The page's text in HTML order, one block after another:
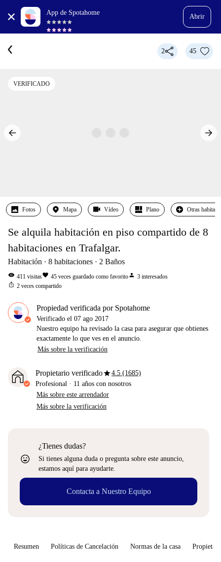
App de Spotahome
Abrir
2 45
VERIFICADO
Fotos Mapa Vídeo Plano Otras
Se alquila habitación en piso compartido de 8
habitaciones en Trafalgar.
Habitación 8 habitaciones 2 Baños
visibility 411 visitasfavorite 45 veces guardado como favoritoperson 3 interesados
ios_share 2 veces compartido
Propiedad verificada por Spotahome
Verificado el 07 ago 2017
Nuestro equipo ha revisado la casa para asegurar que obtienes
exactamente lo que ves en el anuncio.
Más sobre la verificación
Propietario verificadostar4.5 (1685)
Profesional · 11 años con nosotros
Más sobre este arrendador
Más sobre la verificación
sentiment_very_satisfied
¿Tienes dudas?
Si tienes alguna duda o pregunta sobre este anuncio,
estamos aquí para ayudarte.
Contacta a Nuestro Equipo
Resumen Políticas de Cancelación Normas de la casa